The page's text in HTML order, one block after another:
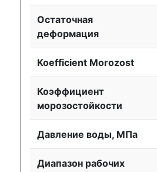
Остаточная
деформация
Koefficient Morozost
Коэффициент
морозостойкости
Давление воды, МПа
Диапазон рабочих